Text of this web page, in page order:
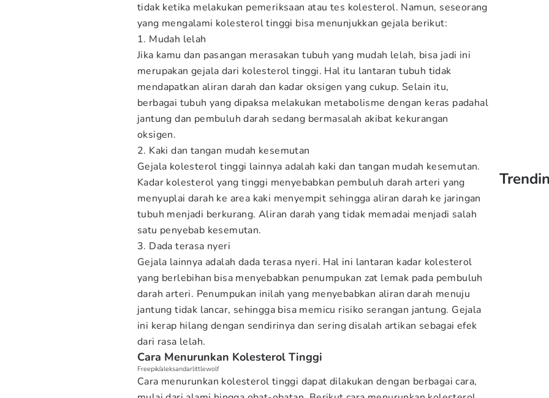
tidak ketika melakukan pemeriksaan atau tes kolesterol. Namun, seseorang
yang mengalami kolesterol tinggi bisa menunjukkan gejala berikut:
1. Mudah lelah
Jika kamu dan pasangan merasakan tubuh yang mudah lelah, bisa jadi ini
merupakan gejala dari kolesterol tinggi. Hal itu lantaran tubuh tidak
mendapatkan aliran darah dan kadar oksigen yang cukup. Selain itu,
berbagai tubuh yang dipaksa melakukan metabolisme dengan keras padahal
jantung dan pembuluh darah sedang bermasalah akibat kekurangan
oksigen.
2. Kaki dan tangan mudah kesemutan
Gejala kolesterol tinggi lainnya adalah kaki dan tangan mudah kesemutan.
Kadar kolesterol yang tinggi menyebabkan pembuluh darah arteri yang
menyuplai darah ke area kaki menyempit sehingga aliran darah ke jaringan
tubuh menjadi berkurang. Aliran darah yang tidak memadai menjadi salah
satu penyebab kesemutan.
3. Dada terasa nyeri
Gejala lainnya adalah dada terasa nyeri. Hal ini lantaran kadar kolesterol
yang berlebihan bisa menyebabkan penumpukan zat lemak pada pembuluh
darah arteri. Penumpukan inilah yang menyebabkan aliran darah menuju
jantung tidak lancar, sehingga bisa memicu risiko serangan jantung. Gejala
ini kerap hilang dengan sendirinya dan sering disalah artikan sebagai efek
dari rasa lelah.
Cara Menurunkan Kolesterol Tinggi
Freepik/aleksandarlittlewolf
Cara menurunkan kolesterol tinggi dapat dilakukan dengan berbagai cara,